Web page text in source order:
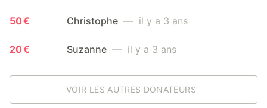
50 € Christophe — il y a 3 ans
20 € Suzanne — il y a 3 ans
VOIR LES AUTRES DONATEURS